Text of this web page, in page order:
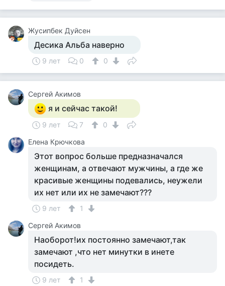
Жусипбек Дуйсен
Десика Альба наверно
9 лет 0 0
Сергей Акимов
я и сейчас такой!
9 лет 7
0
Елена Крючкова
Этот вопрос больше предназначался
женщинам, а отвечают мужчины, а где же
красивые женщины подевались, неужели
их нет или их не замечают???
9 лет
1
Сергей Акимов
Наоборот!их постоянно замечают,так
замечают ,что нет минутки в инете
посидеть.
9 лет
1